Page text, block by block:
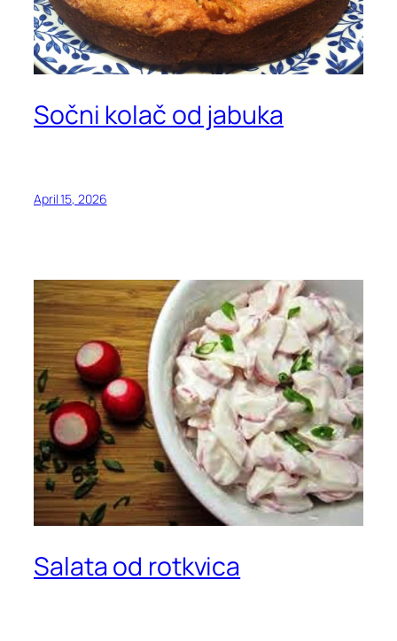
Sočni kolač od jabuka
April 15, 2026
Salata od rotkvica